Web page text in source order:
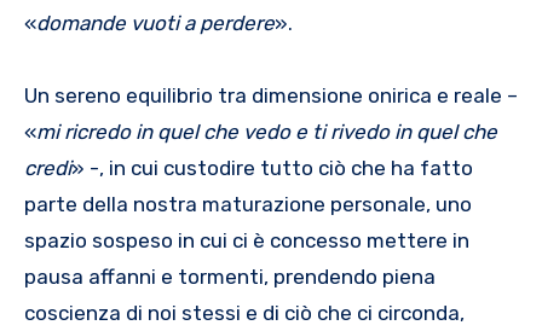
«domande vuoti a perdere».
Un sereno equilibrio tra dimensione onirica e reale –
«mi ricredo in quel che vedo e ti rivedo in quel che
credi» -, in cui custodire tutto ciò che ha fatto
parte della nostra maturazione personale, uno
spazio sospeso in cui ci è concesso mettere in
pausa affanni e tormenti, prendendo piena
coscienza di noi stessi e di ciò che ci circonda,